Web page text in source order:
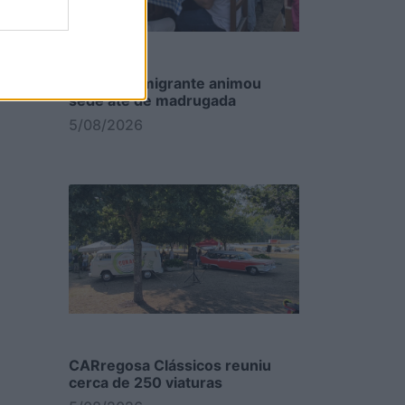
Festa do Emigrante animou
sede até de madrugada
5/08/2026
CARregosa Clássicos reuniu
cerca de 250 viaturas